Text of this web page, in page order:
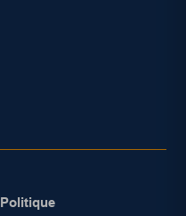
Politique